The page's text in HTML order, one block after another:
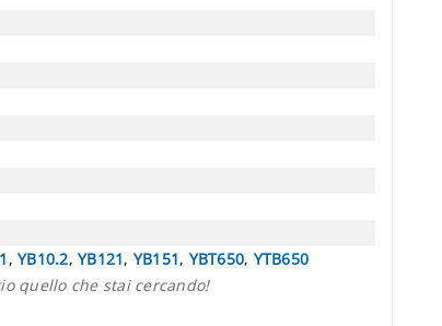
, YB10.2, YB121, YB151, YBT650, YTB650
quello che stai cercando!